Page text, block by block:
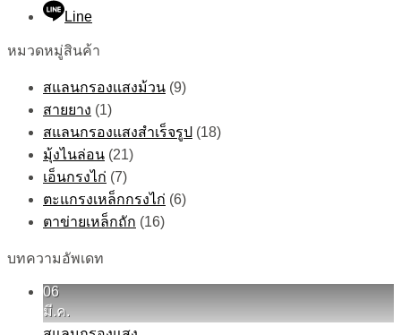
70%เขียว
เข็ม
Line
หมวดหมู่สินค้า
สแลนกรองเเสงม้วน (9)
สายยาง (1)
สแลนกรองแสงสำเร็จรูป (18)
มุ้งไนล่อน (21)
เอ็นกรงไก่ (7)
ตะแกรงเหล็กกรงไก่ (6)
ตาข่ายเหล็กถัก (16)
บทความอัพเดท
06
มี.ค.